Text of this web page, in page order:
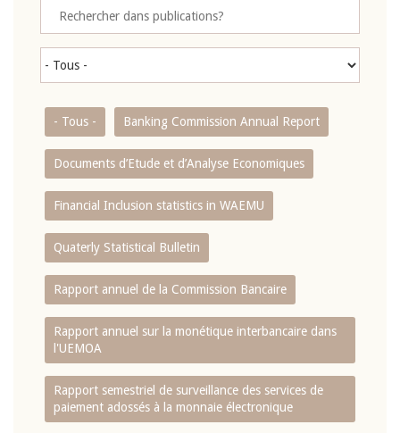
- Tous - Banking Commission Annual Report
Documents d’Etude et d’Analyse Economiques
Financial Inclusion statistics in WAEMU
Quaterly Statistical Bulletin
Rapport annuel de la Commission Bancaire
Rapport annuel sur la monétique interbancaire dans
l'UEMOA
Rapport semestriel de surveillance des services de
paiement adossés à la monnaie électronique